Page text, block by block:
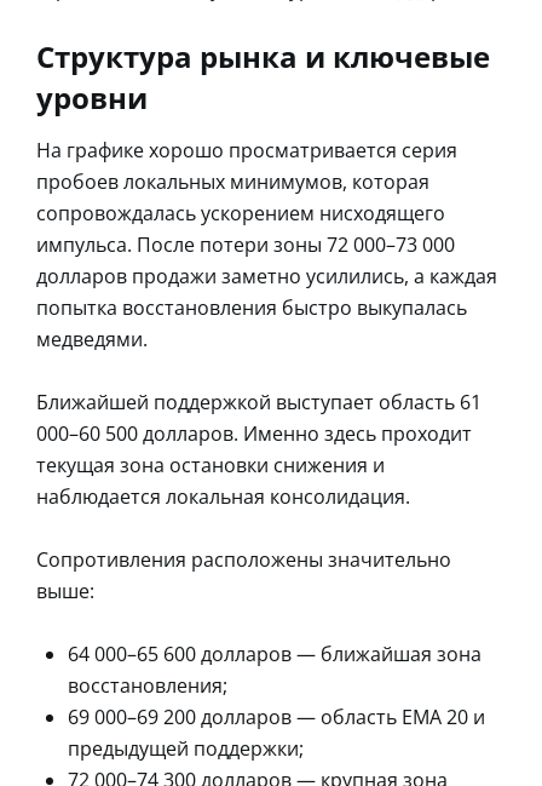
Структура рынка и ключевые
уровни
На графике хорошо просматривается серия
пробоев локальных минимумов, которая
сопровождалась ускорением нисходящего
импульса. После потери зоны 72 000–73 000
долларов продажи заметно усилились, а каждая
попытка восстановления быстро выкупалась
медведями.
Ближайшей поддержкой выступает область 61
000–60 500 долларов. Именно здесь проходит
текущая зона остановки снижения и
наблюдается локальная консолидация.
Сопротивления расположены значительно
выше:
64 000–65 600 долларов — ближайшая зона
восстановления;
69 000–69 200 долларов — область EMA 20 и
предыдущей поддержки;
72 000–74 300 долларов — крупная зона